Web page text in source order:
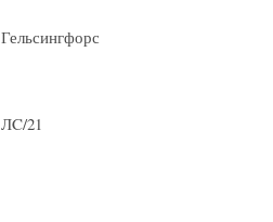
Гельсингфорс
ЛC/21